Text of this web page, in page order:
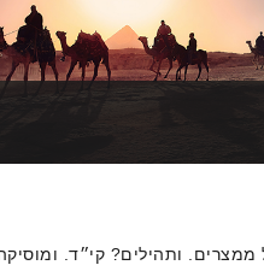
ותהילים? קי״ד.